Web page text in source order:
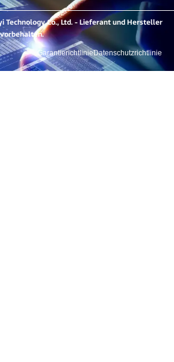
Technology Co., Ltd. - Lieferant und Hersteller
Datenschutzrichtlinie
Garantierichtlinie